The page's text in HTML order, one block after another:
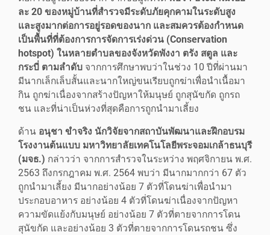
ละ 20 ของหมู่บ้านที่สำรวจมีระดับภัยคุกคามในระดับสูง
และสูงมากต่อการอยู่รอดของนาก และสมควรต้องกำหนด
เป็นพื้นที่ที่ต้องการการจัดการเร่งด่วน (Conservation
hotspot) ในหลายตำบลของจังหวัดพังงา ตรัง สตูล และ
กระบี่ ตามลำดับ จากการศึกษาพบว่าในช่วง 10 ปีที่ผ่านมา
มีนากเล็กเล็บสั้นและนากใหญ่ขนเรียบถูกฆ่าเพื่อนำเนื้อมา
กิน ถูกฆ่าเนื่องจากสร้างปัญหาให้มนุษย์ ถูกสุนัขกัด ถูกรถ
ชน และที่น่าเป็นห่วงที่สุดคือการถูกนำมาเลี้ยง
ด้าน อนุชา ขำจริง นักวิจัยจากสถาบันพัฒนาและฝึกอบรม
โรงงานต้นแบบ มหาวิทยาลัยเทคโนโลยีพระจอมเกล้าธนบุรี
(มจธ.) กล่าวว่า จากการสำรวจในระหว่าง พฤศจิกายน พ.ศ.
2563 ถึงกรกฎาคม พ.ศ. 2564 พบว่า มีนากมากกว่า 67 ตัว
ถูกนำมาเลี้ยง มีนากอย่างน้อย 7 ตัวที่โดนฆ่าเพื่อนำมา
ประกอบอาหาร อย่างน้อย 4 ตัวที่โดนฆ่าเนื่องจากปัญหา
ความขัดแย้งกับมนุษย์ อย่างน้อย 7 ตัวที่ตายจากการโดน
สุนัขกัด และอย่างน้อย 3 ตัวที่ตายจากการโดนรถชน ซึ่ง